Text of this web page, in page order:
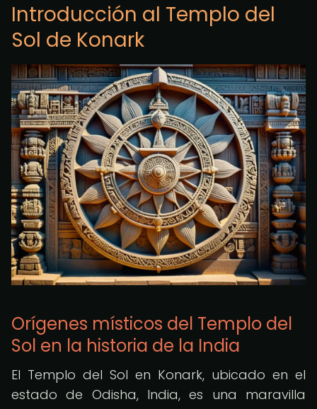
Introducción al Templo del
Sol de Konark
Orígenes místicos del Templo del
Sol en la historia de la India
El Templo del Sol en Konark, ubicado en el
estado de Odisha, India, es una maravilla